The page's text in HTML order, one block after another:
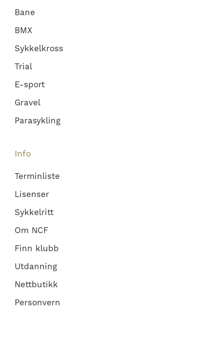
Bane
BMX
Sykkelkross
Trial
E-sport
Gravel
Parasykling
Info
Terminliste
Lisenser
Sykkelritt
Om NCF
Finn klubb
Utdanning
Nettbutikk
Personvern